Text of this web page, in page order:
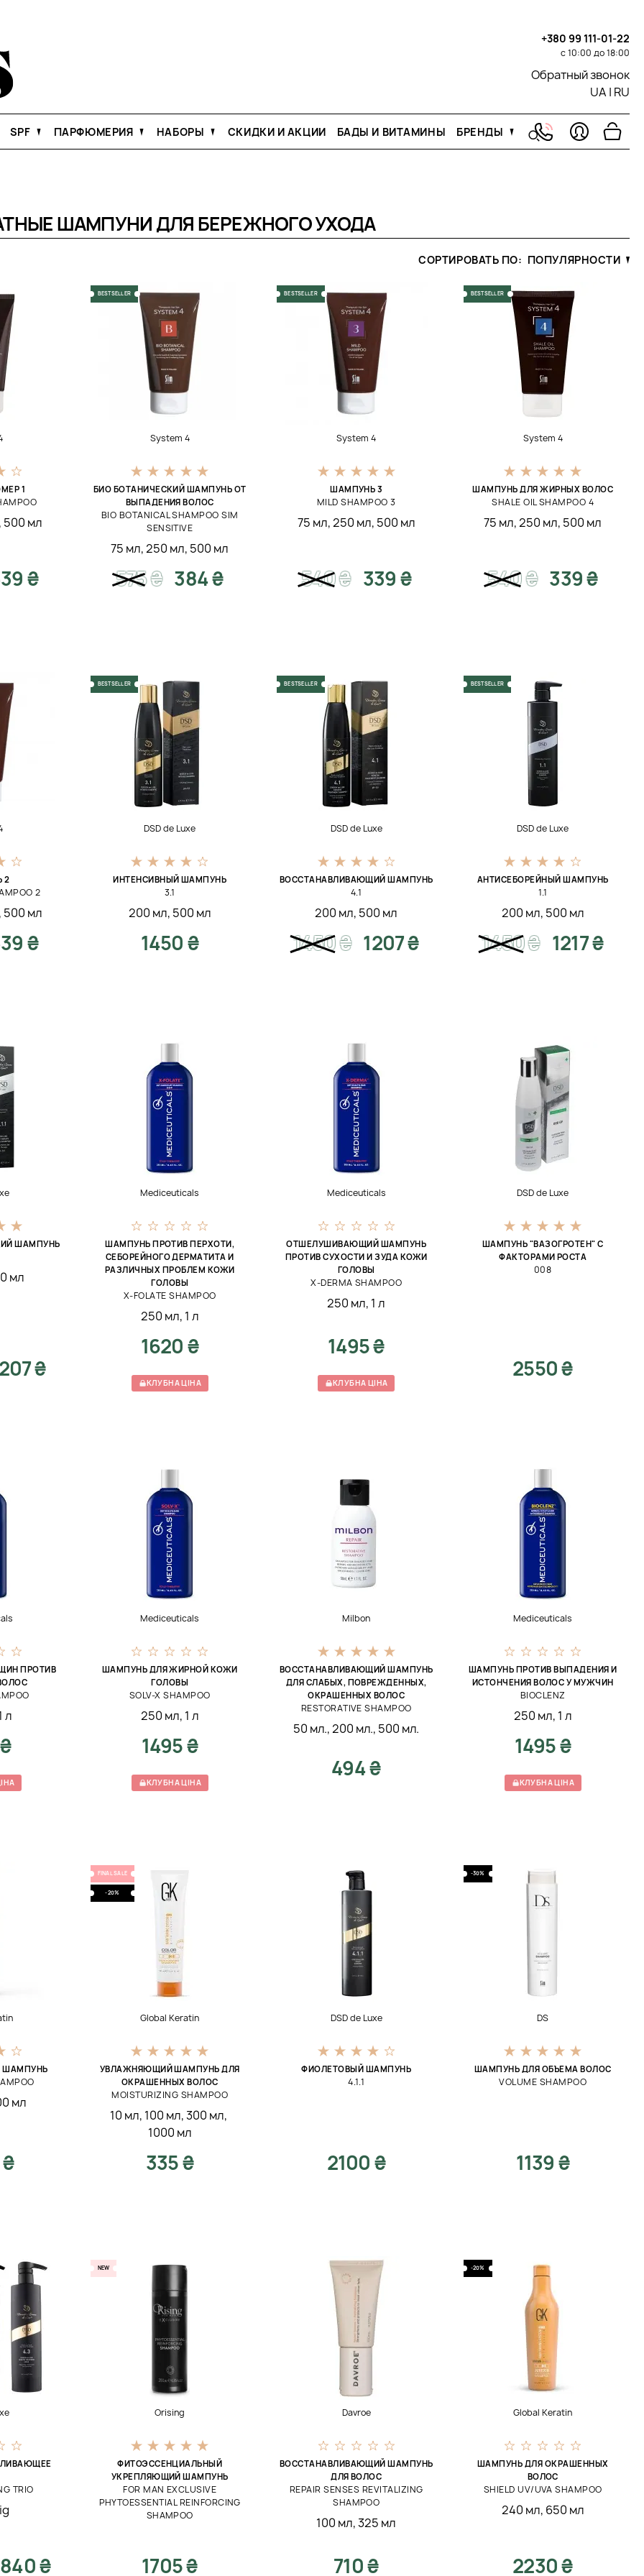
+380 99 111-01-22
с 10:00 до 18:00
Обратный звонок
UA | RU
SPF ПАРФЮМЕРИЯ НАБОРЫ СКИДКИ И АКЦИИ БАДЫ И ВИТАМИНЫ БРЕНДЫ
ШАМПУНИ ДЛЯ БЕРЕЖНОГО УХОДА
СОРТИРОВАТЬ ПО: ПОПУЛЯРНОСТИ
1
, 500 мл
₴
BESTSELLER
System 4
БИО БОТАНИЧЕСКИЙ ШАМПУНЬ ОТ
ВЫПАДЕНИЯ ВОЛОС
BIO BOTANICAL SHAMPOO SIM
SENSITIVE
75 мл,250 мл, 500 мл
575₴ 384 ₴
BESTSELLER
System 4
ШАМПУНЬ 3
MILD SHAMPOO 3
75 мл,250 мл, 500 мл
540₴ 339 ₴
BESTSELLER
System 4
ШАМПУНЬ ДЛЯ ЖИРНЫХ ВОЛОС
SHALE OIL SHAMPOO 4
75 мл,250 мл, 500 мл
540₴ 339 ₴
2
2
, 500 мл
₴
BESTSELLER
DSD de Luxe
ИНТЕНСИВНЫЙ ШАМПУНЬ
3.1
200 мл, 500 мл
1450 ₴
BESTSELLER
DSD de Luxe
ВОССТАНАВЛИВАЮЩИЙ ШАМПУНЬ
4.1
200 мл, 500 мл
1450₴ 1207 ₴
BESTSELLER
DSD de Luxe
АНТИСЕБОРЕЙНЫЙ ШАМПУНЬ
1.1
200 мл, 500 мл
1450₴ 1217 ₴
ШАМПУНЬ
мл
₴
Mediceuticals
ШАМПУНЬ ПРОТИВ ПЕРХОТИ,
СЕБОРЕЙНОГО ДЕРМАТИТА И
РАЗЛИЧНЫХ ПРОБЛЕМ КОЖИ
ГОЛОВЫ
X-FOLATE SHAMPOO
250 мл, 1 л
1620 ₴
КЛУБНА ЦІНА
Mediceuticals
ОТШЕЛУШИВАЮЩИЙ ШАМПУНЬ
ПРОТИВ СУХОСТИ И ЗУДА КОЖИ
ГОЛОВЫ
X-DERMA SHAMPOO
250 мл, 1 л
1495 ₴
КЛУБНА ЦІНА
DSD de Luxe
ШАМПУНЬ "ВАЗОГРОТЕН" С
ФАКТОРАМИ РОСТА
008
2550 ₴
ПРОТИВ
л
Mediceuticals
ШАМПУНЬ ДЛЯ ЖИРНОЙ КОЖИ
ГОЛОВЫ
SOLV-X SHAMPOO
250 мл, 1 л
1495 ₴
КЛУБНА ЦІНА
Milbon
ВОССТАНАВЛИВАЮЩИЙ ШАМПУНЬ
ДЛЯ СЛАБЫХ, ПОВРЕЖДЕННЫХ,
ОКРАШЕННЫХ ВОЛОС
RESTORATIVE SHAMPOO
50 мл.,200 мл., 500 мл.
494 ₴
Mediceuticals
ШАМПУНЬ ПРОТИВ ВЫПАДЕНИЯ И
ИСТОНЧЕНИЯ ВОЛОС У МУЖЧИН
BIOCLENZ
250 мл, 1 л
1495 ₴
КЛУБНА ЦІНА
ШАМПУНЬ
мл
FINAL SALE
-20%
Global Keratin
УВЛАЖНЯЮЩИЙ ШАМПУНЬ ДЛЯ
ОКРАШЕННЫХ ВОЛОС
MOISTURIZING SHAMPOO
10 мл, 100 мл,300 мл,
1000 мл
335 ₴
DSD de Luxe
ФИОЛЕТОВЫЙ ШАМПУНЬ
4.1.1
2100 ₴
-30%
DS
ШАМПУНЬ ДЛЯ ОБЪЕМА ВОЛОС
VOLUME SHAMPOO
1139 ₴
TRIO
₴
NEW
Orising
ФИТОЭССЕНЦИАЛЬНЫЙ
УКРЕПЛЯЮЩИЙ ШАМПУНЬ
FOR MAN EXCLUSIVE
PHYTOESSENTIAL REINFORCING
SHAMPOO
1705 ₴
Davroe
ВОССТАНАВЛИВАЮЩИЙ ШАМПУНЬ
ДЛЯ ВОЛОС
REPAIR SENSES REVITALIZING
SHAMPOO
100 мл,325 мл
710 ₴
-20%
Global Keratin
ШАМПУНЬ ДЛЯ ОКРАШЕННЫХ
ВОЛОС
SHIELD UV/UVA SHAMPOO
240 мл, 650 мл
2230 ₴